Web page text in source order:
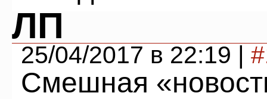
ЛП
25/04/2017 в 22:19 |
Смешная